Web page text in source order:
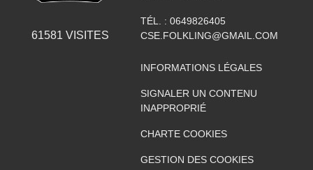
61581 VISITES
TÉL. : 0649826405
CSE.FOLKLING@GMAIL.COM
INFORMATIONS LÉGALES
SIGNALER UN CONTENU
INAPPROPRIÉ
CHARTE COOKIES
GESTION DES COOKIES